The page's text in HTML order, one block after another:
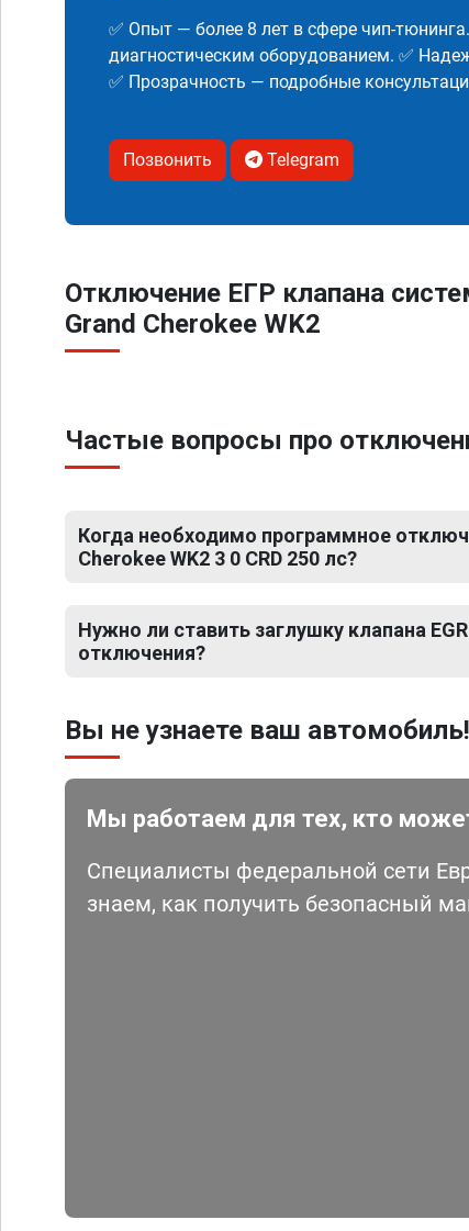
✅ Опыт — более 8 лет в сфере чип-
диагностическим оборудованием. ✅
✅ Прозрачность — подробные
Позвонить Telegram
Отключение ЕГР клапана
Grand Cherokee WK2
Частые вопросы про
Когда необходимо программное
Cherokee WK2 3 0 CRD 250 лс?
Нужно ли ставить заглушку клапана
отключения?
Вы не узнаете ваш автомобиль!
Мы работаем для тех, кто
Специалисты федеральной сети
знаем, как получить безопасный